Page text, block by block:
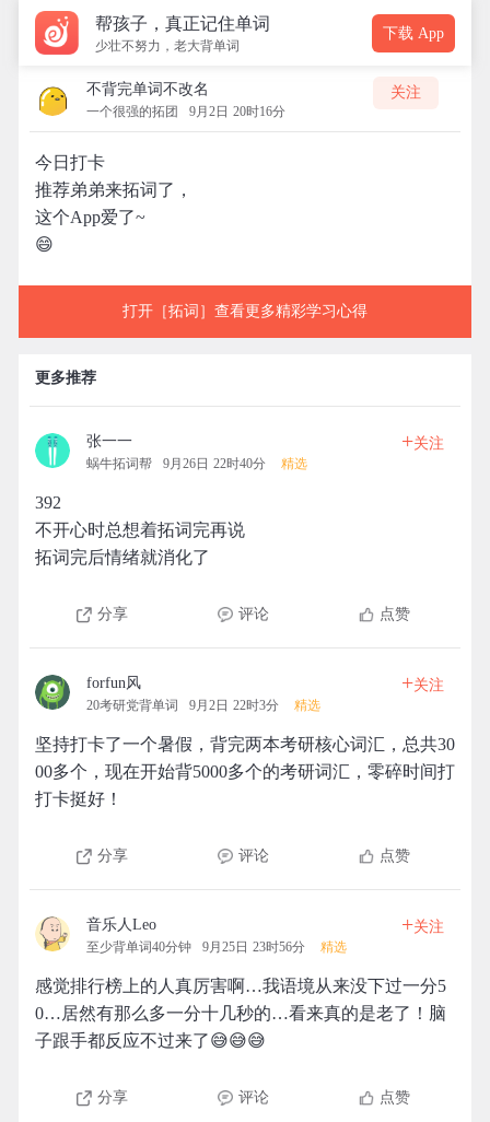
帮孩子，真正记住单词
少壮不努力，老大背单词
下载 App
不背完单词不改名
一个很强的拓团 9月2日 20时16分
关注
今日打卡
推荐弟弟来拓词了，
这个App爱了~
😄
打开［拓词］查看更多精彩学习心得
更多推荐
张一一
蜗牛拓词帮 9月26日 22时40分 精选
+关注
392
不开心时总想着拓词完再说
拓词完后情绪就消化了
分享 评论 点赞
forfun风
20考研党背单词 9月2日 22时3分 精选
+关注
坚持打卡了一个暑假，背完两本考研核心词汇，总共30
00多个，现在开始背5000多个的考研词汇，零碎时间打
打卡挺好！
分享 评论 点赞
音乐人Leo
至少背单词40分钟 9月25日 23时56分 精选
+关注
感觉排行榜上的人真厉害啊…我语境从来没下过一分5
0…居然有那么多一分十几秒的…看来真的是老了！脑
子跟手都反应不过来了😅😅😅
分享 评论 点赞